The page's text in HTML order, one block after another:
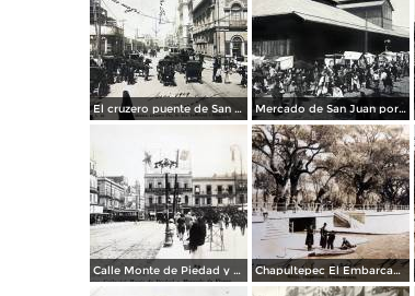
El cruzero puente de San Francisco y Guardiola por el fotografo Felix Miret. Mercado de San Juan por el fotografo Felix Miret
Calle Monte de Piedad y mercado de flores por el fotografo Felix Miret. Chapultepec El Embarcadero por el Fotógrafo Felix Miret. ( Circulada el 13 de Agosto de 1913 ).